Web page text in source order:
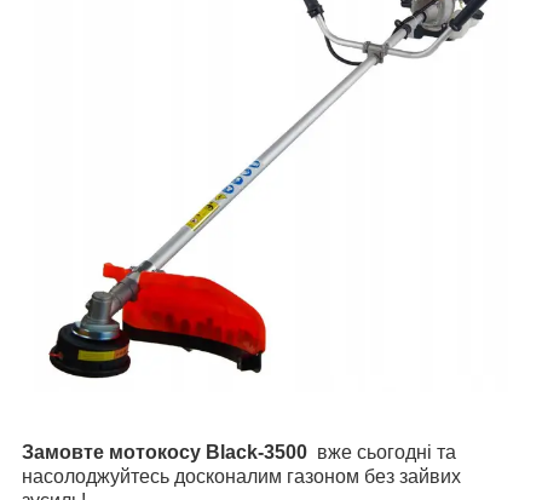
Замовте мотокосу Black-3500 вже сьогодні та
насолоджуйтесь досконалим газоном без зайвих